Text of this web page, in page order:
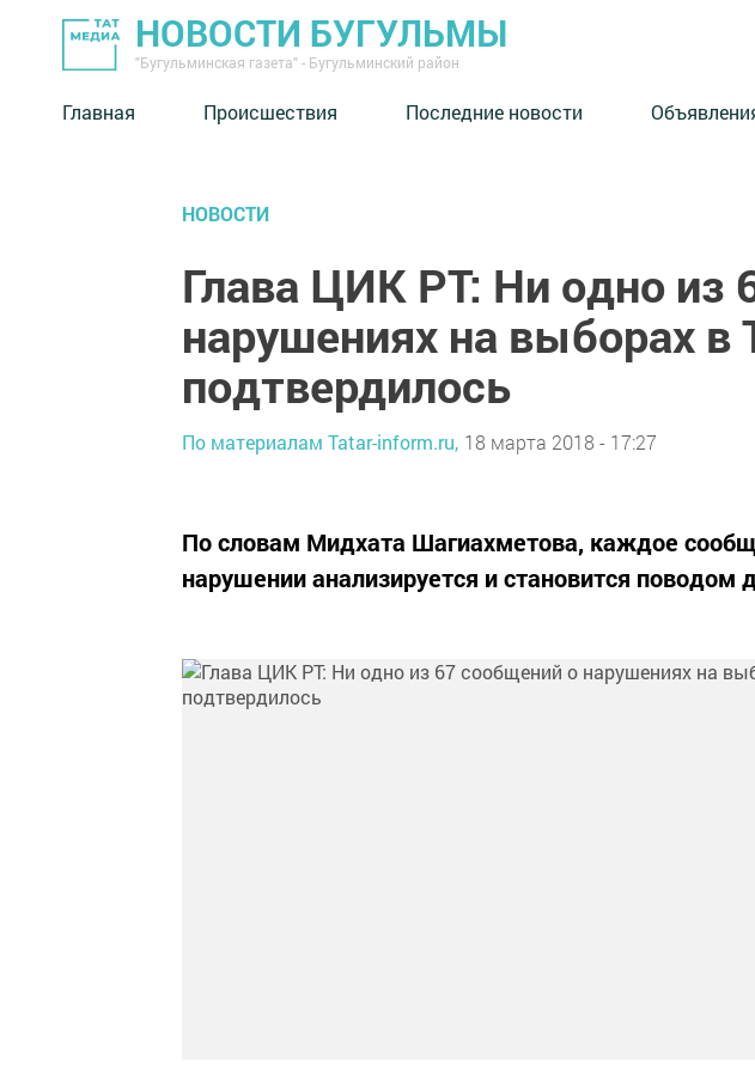
НОВОСТИ БУГУЛЬМЫ
"Бугульминская газета" - Бугульминский район
Главная Происшествия Последние новости
НОВОСТИ
Глава ЦИК РТ: Ни одно из
нарушениях на выборах в
подтвердилось
По материалам Tatar-inform.ru, 18 марта 2018 - 17:27
По словам Мидхата Шагиахметова, каждое
нарушении анализируется и становится поводом